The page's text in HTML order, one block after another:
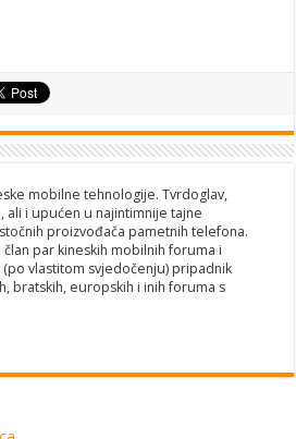
mobilne tehnologije. Tvrdoglav,
ali i upućen u najintimnije tajne
proizvođača pametnih telefona.
član par kineskih mobilnih foruma i
vlastitom svjedočenju) pripadnik
bratskih, europskih i inih foruma s